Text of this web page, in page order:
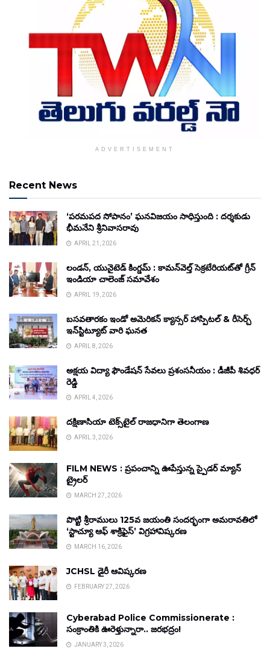
ADVERTISEMENT
Recent News
‘పరమపద సోపానం’ ఘనవిజయం సాధిస్తుంది : దర్శకుడు
భీమనేని శ్రీనివాసరావు
APRIL 21, 2026
లండన్, యునైటెడ్ కింగ్డమ్ : కామన్‌వెల్త్ సెక్రటేరియట్‌తో గ్రీన్
ఇండియా చాలెంజ్ సమావేశం
APRIL 19, 2026
బసవతారకం ఇండో అమెరికన్ క్యాన్సర్ హాస్పిటల్ & రీసెర్చ్
ఇన్‌స్టిట్యూట్ వారి ఘనత
APRIL 8, 2026
అక్షయ విద్యా ఫౌండేషన్ సేవలు ప్రశంసనీయం : డీజీపీ శివధర్
రెడ్డి
APRIL 4, 2026
దక్షిణాసియా టెక్స్‌టైల్ రాజధానిగా తెలంగాణ
APRIL 3, 2026
FILM NEWS : ప్రపంచాన్ని ఊపేస్తున్న స్పైడర్ మ్యాన్
ట్రైలర్
MARCH 27, 2026
పొట్టి శ్రీరాములు 125వ జయంతి సందర్భంగా అమరావతిలో
‘స్టాచ్యూ ఆఫ్ శాక్రిఫైస్’ విగ్రహావిష్కరణ
MARCH 16, 2026
JCHSL డైరీ ఆవిష్కరణ
FEBRUARY 27, 2026
Cyberabad Police Commissionerate :
సంక్రాంతికి ఊరెళ్తున్నారా.. జరభద్రం!
JANUARY 3, 2026